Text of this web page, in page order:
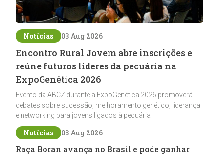
Notícias 03 Aug 2026
Encontro Rural Jovem abre inscrições e
reúne futuros líderes da pecuária na
ExpoGenética 2026
Evento da ABCZ durante a ExpoGenética 2026 promoverá
debates sobre sucessão, melhoramento genético, liderança
e networking para jovens ligados à pecuária
Notícias 03 Aug 2026
Raça Boran avança no Brasil e pode ganhar